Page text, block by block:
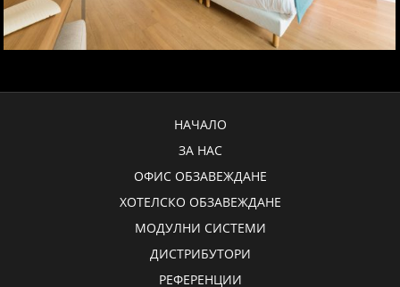
НАЧАЛО
ЗА НАС
ОФИС ОБЗАВЕЖДАНЕ
ХОТЕЛСКО ОБЗАВЕЖДАНЕ
МОДУЛНИ СИСТЕМИ
ДИСТРИБУТОРИ
РЕФЕРЕНЦИИ